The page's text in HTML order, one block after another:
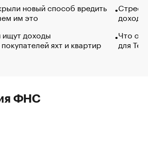
новый способ вредить
им это
ищут доходы
яхт и квартир
Что
для
ФНС